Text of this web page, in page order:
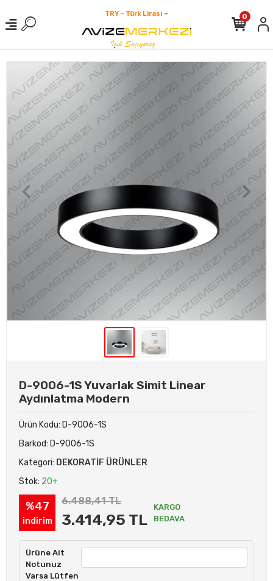
TRY - Türk Lirası 0
D-9006-1S Yuvarlak Simit Linear
Aydınlatma Modern
Ürün Kodu: D-9006-1S
Barkod: D-9006-1S
Kategori: DEKORATİF ÜRÜNLER
Stok: 20+
%47
indirim
6.488,41 TL
3.414,95 TL
KARGO
BEDAVA
Ürüne Ait
Notunuz
Varsa Lütfen